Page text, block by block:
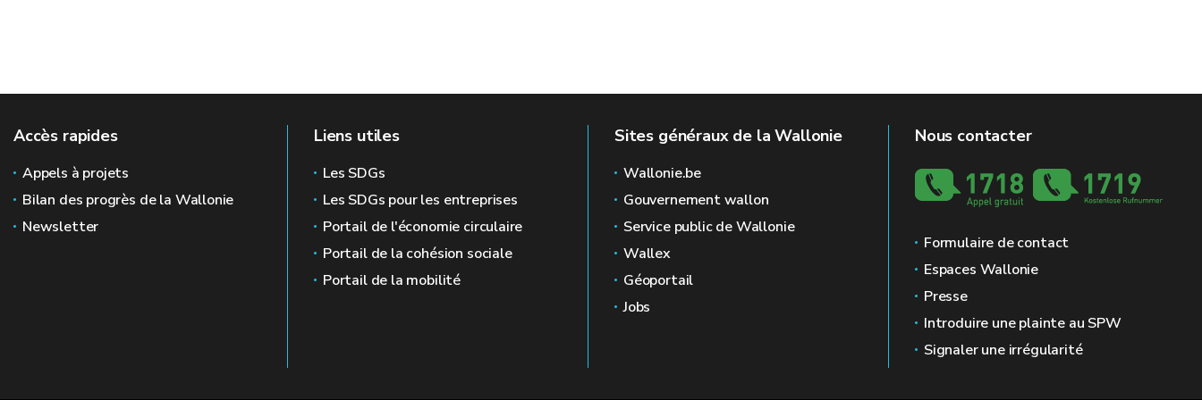
Accès rapides
Appels à projets
Bilan des progrès de la Wallonie
Newsletter
Liens utiles
Les SDGs
Les SDGs pour les entreprises
Portail de l'économie circulaire
Portail de la cohésion sociale
Portail de la mobilité
Sites généraux de la Wallonie
Wallonie.be
Gouvernement wallon
Service public de Wallonie
Wallex
Géoportail
Jobs
Nous contacter
Formulaire de contact
Espaces Wallonie
Presse
Introduire une plainte au SPW
Signaler une irrégularité